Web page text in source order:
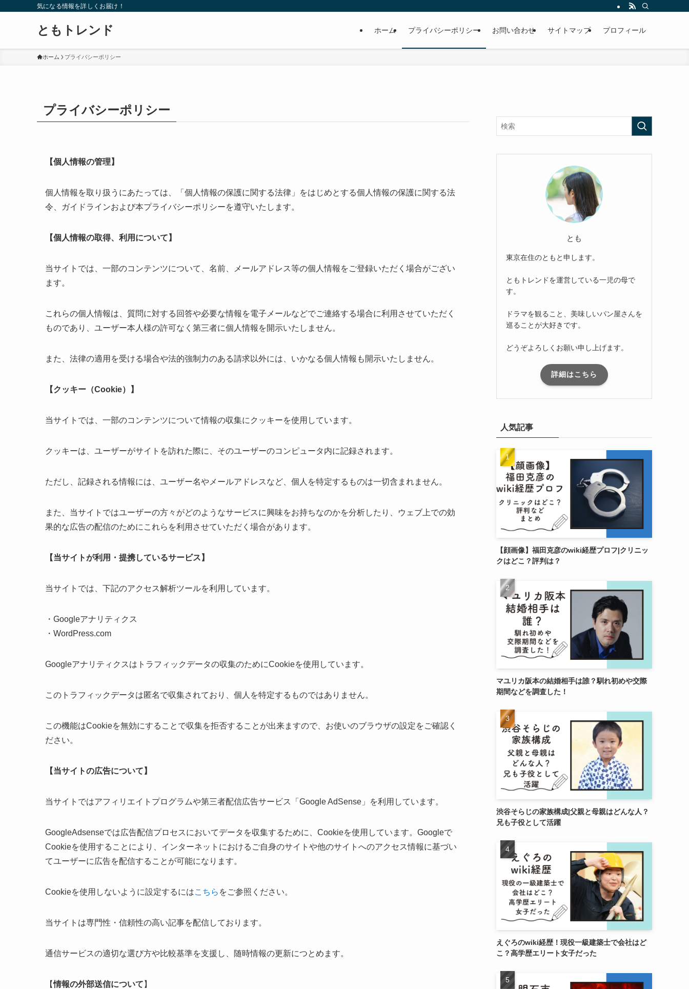
気になる情報を詳しくお届け！
ともトレンド ホーム プライバシーポリシー お問い合わせ サイトマップ プロフィール
ホーム プライバシーポリシー
プライバシーポリシー
【個人情報の管理】
個人情報を取り扱うにあたっては、「個人情報の保護に関する法律」をはじめとする個人情報の保護に関する法
令、ガイドラインおよび本プライバシーポリシーを遵守いたします。
【個人情報の取得、利用について】
当サイトでは、一部のコンテンツについて、名前、メールアドレス等の個人情報をご登録いただく場合がござい
ます。
これらの個人情報は、質問に対する回答や必要な情報を電子メールなどでご連絡する場合に利用させていただく
ものであり、ユーザー本人様の許可なく第三者に個人情報を開示いたしません。
また、法律の適用を受ける場合や法的強制力のある請求以外には、いかなる個人情報も開示いたしません。
【クッキー（Cookie）】
当サイトでは、一部のコンテンツについて情報の収集にクッキーを使用しています。
クッキーは、ユーザーがサイトを訪れた際に、そのユーザーのコンピュータ内に記録されます。
ただし、記録される情報には、ユーザー名やメールアドレスなど、個人を特定するものは一切含まれません。
また、当サイトではユーザーの方々がどのようなサービスに興味をお持ちなのかを分析したり、ウェブ上での効
果的な広告の配信のためにこれらを利用させていただく場合があります。
【当サイトが利用・提携しているサービス】
当サイトでは、下記のアクセス解析ツールを利用しています。
・Googleアナリティクス
・WordPress.com
Googleアナリティクスはトラフィックデータの収集のためにCookieを使用しています。
このトラフィックデータは匿名で収集されており、個人を特定するものではありません。
この機能はCookieを無効にすることで収集を拒否することが出来ますので、お使いのブラウザの設定をご確認く
ださい。
【当サイトの広告について】
当サイトではアフィリエイトプログラムや第三者配信広告サービス「Google AdSense」を利用しています。
GoogleAdsenseでは広告配信プロセスにおいてデータを収集するために、Cookieを使用しています。Googleで
Cookieを使用することにより、インターネットにおけるご自身のサイトや他のサイトへのアクセス情報に基づい
てユーザーに広告を配信することが可能になります。
Cookieを使用しないように設定するにはこちら をご参照ください。
当サイトは専門性・信頼性の高い記事を配信しております。
通信サービスの適切な選び方や比較基準を支援し、随時情報の更新につとめます。
【情報の外部送信について 】
とも
東京在住のともと申します。
ともトレンドを運営している一児の母で
す。
ドラマを観ること、美味しいパン屋さんを
巡ることが大好きです。
どうぞよろしくお願い申し上げます。
詳細はこちら
人気記事
【顔画像】福田克彦のwiki経歴プロフ|クリニッ
クはどこ？評判は？
マユリカ阪本の結婚相手は誰？馴れ初めや交際
期間などを調査した！
渋谷そらじの家族構成|父親と母親はどんな人？
兄も子役として活躍
えぐろのwiki経歴！現役一級建築士で会社はど
こ？高学歴エリート女子だった